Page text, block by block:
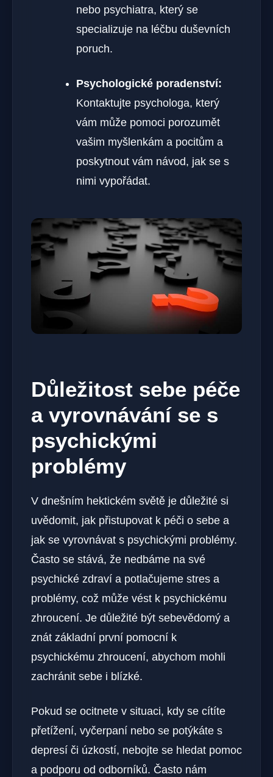
nebo psychiatra,⁢ který se
specializuje na léčbu ⁢duševních
poruch.
Psychologické poradenství:
Kontaktujte psychologa, který
vám může pomoci porozumět
vašim myšlenkám a pocitům a
poskytnout⁢ vám návod, jak se s
nimi vypořádat.
Důležitost sebe péče
a⁣ vyrovnávání se⁢ s
psychickými
problémy
V‌ dnešním hektickém světě​ je důležité si
uvědomit, ⁣jak‌ přistupovat k ⁣péči o sebe a
jak se vyrovnávat s psychickými problémy.⁤
Často se stává, že nedbáme na své
psychické zdraví a potlačujeme stres​ a‍
problémy, což může vést k psychickému
zhroucení. Je důležité být sebevědomý a
znát základní první pomocní k
psychickému zhroucení, abychom mohli
zachránit sebe i blízké.
Pokud se ocitnete v situaci, kdy se ‍cítíte
přetížení, vyčerpaní nebo se potýkáte s
depresí či úzkostí, nebojte se hledat⁣ pomoc
a podporu od odborníků. Často nám